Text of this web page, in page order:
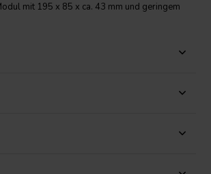
mit 195 x 85 x ca. 43 mm und geringem
g
Kabelset für einfachere Integration enthalten
über SoundImports erhältlich
1x440W + 1x120W NCORE®
ist für kompakte aktive